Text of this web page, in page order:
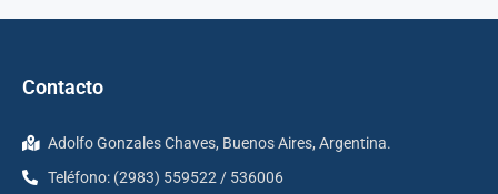
Contacto
Adolfo Gonzales Chaves, Buenos Aires, Argentina.
Teléfono: (2983) 559522 / 536006